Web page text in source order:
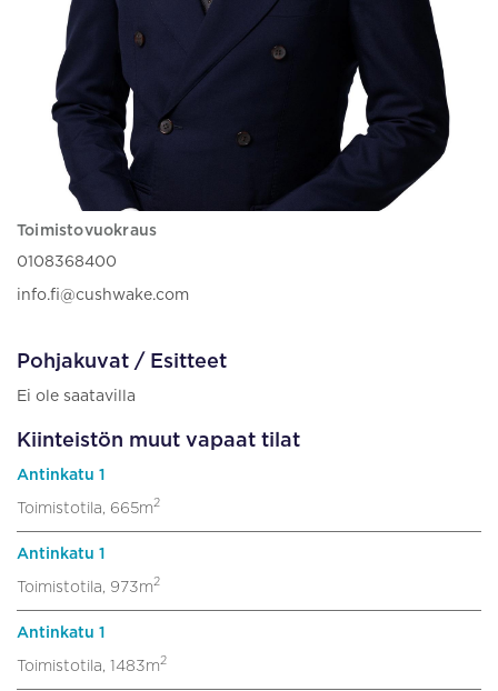
Toimistovuokraus
0108368400
info.fi@cushwake.com
Pohjakuvat / Esitteet
Ei ole saatavilla
Kiinteistön muut vapaat tilat
Antinkatu 1
Toimistotila, 665m2
Antinkatu 1
Toimistotila, 973m2
Antinkatu 1
Toimistotila, 1483m2